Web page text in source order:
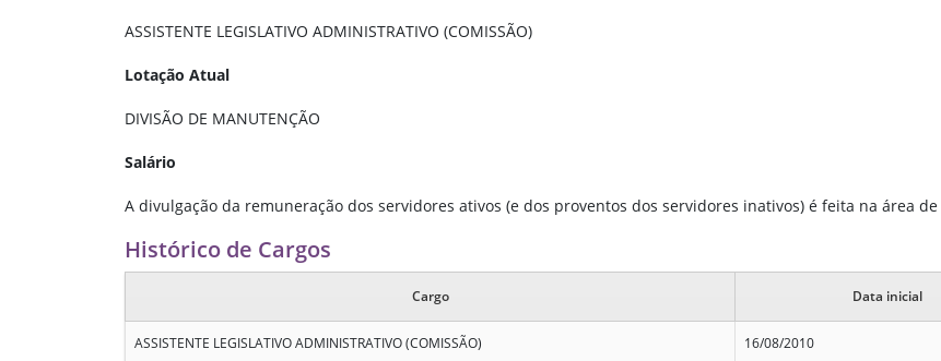
ASSISTENTE LEGISLATIVO ADMINISTRATIVO (COMISSÃO)
Lotação Atual
DIVISÃO DE MANUTENÇÃO
Salário
A divulgação da remuneração dos servidores ativos (e dos proventos dos servidores inativos) é feita na área de
Histórico de Cargos
Cargo Data inicial
ASSISTENTE LEGISLATIVO ADMINISTRATIVO (COMISSÃO) 16/08/2010